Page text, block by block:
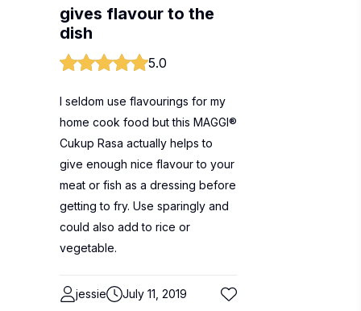
gives flavour to the
dish
5.0
I seldom use flavourings for my
home cook food but this MAGGI®
Cukup Rasa actually helps to
give enough nice flavour to your
meat or fish as a dressing before
getting to fry. Use sparingly and
could also add to rice or
vegetable.
jessie July 11, 2019